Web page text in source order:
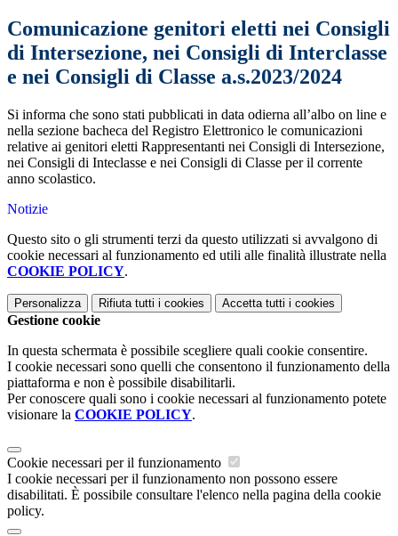
Comunicazione genitori eletti nei Consigli
di Intersezione, nei Consigli di Interclasse
e nei Consigli di Classe a.s.2023/2024
Si informa che sono stati pubblicati in data odierna all’albo on line e
nella sezione bacheca del Registro Elettronico le comunicazioni
relative ai genitori eletti Rappresentanti nei Consigli di Intersezione,
nei Consigli di Inteclasse e nei Consigli di Classe per il corrente
anno scolastico.
Notizie
Questo sito o gli strumenti terzi da questo utilizzati si avvalgono di
cookie necessari al funzionamento ed utili alle finalità illustrate nella
COOKIE POLICY.
Personalizza Rifiuta tutti i cookies Accetta tutti i cookies
Gestione cookie
In questa schermata è possibile scegliere quali cookie consentire.
I cookie necessari sono quelli che consentono il funzionamento della
piattaforma e non è possibile disabilitarli.
Per conoscere quali sono i cookie necessari al funzionamento potete
visionare la COOKIE POLICY.
Cookie necessari per il funzionamento
I cookie necessari per il funzionamento non possono essere
disabilitati. È possibile consultare l'elenco nella pagina della cookie
policy.